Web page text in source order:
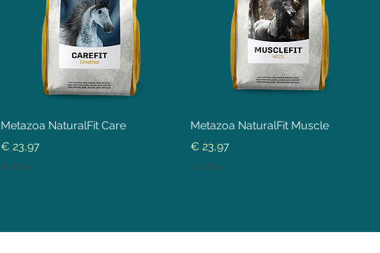
Metazoa NaturalFit Care
Prijs
€ 23,97
incl.Btw
Metazoa NaturalFit Muscle
Prijs
€ 23,97
incl.Btw